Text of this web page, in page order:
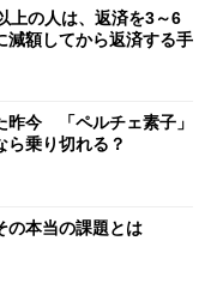
上の人は、返済を3～6
減額してから返済する手
昨今 「ペルチェ素子」
ら乗り切れる？
の本当の課題とは